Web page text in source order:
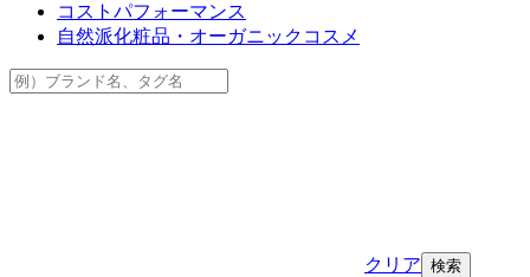
コストパフォーマンス
自然派化粧品・オーガニックコスメ
クリア